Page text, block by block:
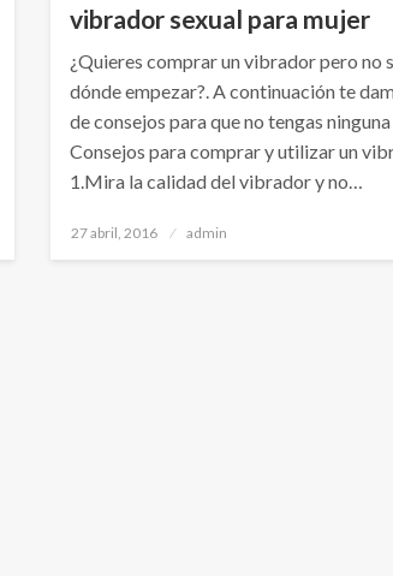
vibrador sexual para mujer
¿Quieres comprar un vibrador pero no
dónde empezar?. A continuación te
de consejos para que no tengas
Consejos para comprar y utilizar un
1.Mira la calidad del vibrador y no…
Publicado
27 abril, 2016 admin